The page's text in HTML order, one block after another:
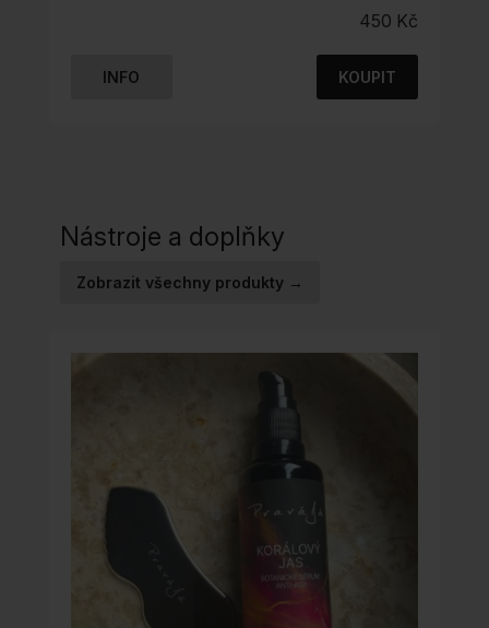
450 Kč
INFO KOUPIT
Nástroje a doplňky
Zobrazit všechny produkty →